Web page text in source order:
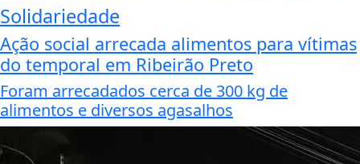
Solidariedade
Ação social arrecada alimentos para vítimas
do temporal em Ribeirão Preto
Foram arrecadados cerca de 300 kg de
alimentos e diversos agasalhos